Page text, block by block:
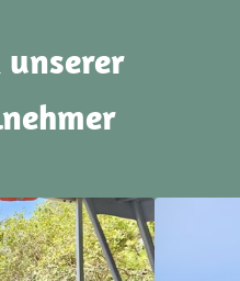
unserer